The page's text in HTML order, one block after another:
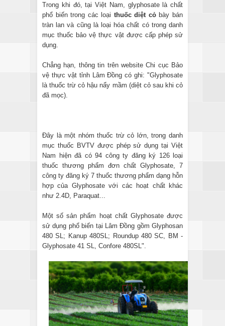
Trong khi đó, tại Việt Nam, glyphosate là chất
phổ biến trong các loại thuốc diệt cỏbày bán
tràn lan và cũng là loại hóa chất có trong danh
mục thuốc bảo vệ thực vật được cấp phép sử
dụng.
Chẳng hạn, thông tin trên website Chi cục Bảo
vệ thực vật tỉnh Lâm Đồng có ghi: "Glyphosate
là thuốc trừ cỏ hậu nẩy mầm (diệt cỏ sau khi cỏ
đã mọc).
Đây là một nhóm thuốc trừ cỏ lớn, trong danh
mục thuốc BVTV được phép sử dụng tại Việt
Nam hiện đã có 94 công ty đăng ký 126 loại
thuốc thương phẩm đơn chất Glyphosate, 7
công ty đăng ký 7 thuốc thương phẩm dạng hỗn
hợp của Glyphosate với các hoạt chất khác
như 2.4D, Paraquat...
Một số sản phẩm hoạt chất Glyphosate được
sử dụng phổ biến tại Lâm Đồng gồm Glyphosan
480 SL; Kanup 480SL; Roundup 480 SC, BM -
Glyphosate 41 SL, Confore 480SL".